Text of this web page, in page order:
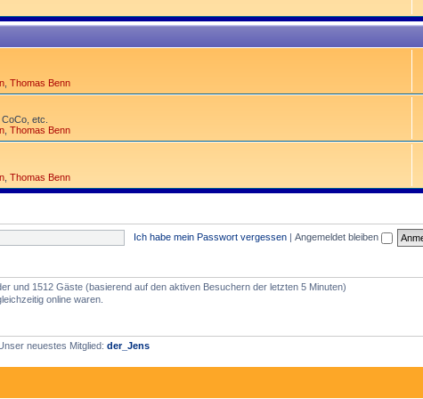
Thomas Benn
etc.
Thomas Benn
Thomas Benn
Ich habe mein Passwort vergessen | Angemeldet bleiben
und 1512 Gäste (basierend auf den aktiven Besuchern der letzten 5 Minuten)
online waren.
neuestes Mitglied: der_Jens